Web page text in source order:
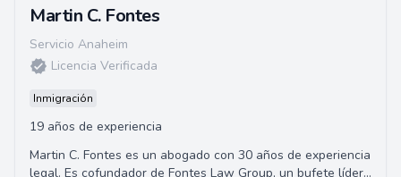
Martin C. Fontes
Servicio Anaheim
Licencia Verificada
Inmigración
19 años de experiencia
Martin C. Fontes es un abogado con 30 años de experiencia
legal. Es cofundador de Fontes Law Group, un bufete líder